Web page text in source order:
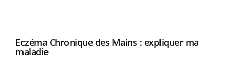
Youtube
Eczéma Chronique des Mains : expliquer ma
maladieYoutube